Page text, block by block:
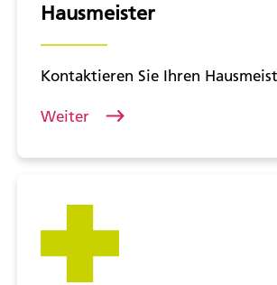
Hausmeister
Kontaktieren Sie Ihren
Weiter